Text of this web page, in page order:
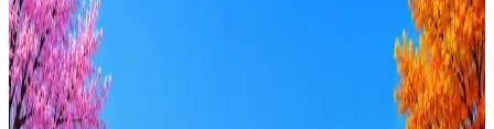
Стратегия поиска с AI: рынки, позиции, вилка, каналы
Ежедневный подбор из 600+ источников